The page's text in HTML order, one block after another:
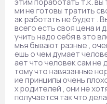
ми не готовы тратить
ак работать не будет .
всего есть своя цена и
учить надо себя в это
мья бывают разные ,
ешь о чем думает
ает что человек сам не
тому что навязанные
ие принципы очень
х родителей , они не
получается так что